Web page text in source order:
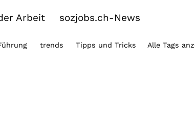
Arbeit sozjobs.ch-News
trends Tipps und Tricks Alle Tags